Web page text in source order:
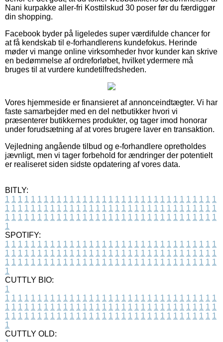
Nani kurpakke aller-fri Kosttilskud 30 poser før du færdiggør
din shopping.
Facebook byder på ligeledes super værdifulde chancer for
at få kendskab til e-forhandlerens kundefokus. Herinde
møder vi mange online virksomheder hvor kunder kan skrive
en bedømmelse af ordreforløbet, hvilket ydermere må
bruges til at vurdere kundetilfredsheden.
Vores hjemmeside er finansieret af annonceindtægter. Vi har
faste samarbejder med en del netbutikker hvori vi
præsenterer butikkernes produkter, og tager imod honorar
under forudsætning af at vores brugere laver en transaktion.
Vejledning angående tilbud og e-forhandlere opretholdes
jævnligt, men vi tager forbehold for ændringer der potentielt
er realiseret siden sidste opdatering af vores data.
BITLY:
1 1 1 1 1 1 1 1 1 1 1 1 1 1 1 1 1 1 1 1 1 1 1 1 1 1 1 1 1 1 1 1 1
1 1 1 1 1 1 1 1 1 1 1 1 1 1 1 1 1 1 1 1 1 1 1 1 1 1 1 1 1 1 1 1 1
1 1 1 1 1 1 1 1 1 1 1 1 1 1 1 1 1 1 1 1 1 1 1 1 1 1 1 1 1 1 1 1 1
1
SPOTIFY:
1 1 1 1 1 1 1 1 1 1 1 1 1 1 1 1 1 1 1 1 1 1 1 1 1 1 1 1 1 1 1 1 1
1 1 1 1 1 1 1 1 1 1 1 1 1 1 1 1 1 1 1 1 1 1 1 1 1 1 1 1 1 1 1 1 1
1 1 1 1 1 1 1 1 1 1 1 1 1 1 1 1 1 1 1 1 1 1 1 1 1 1 1 1 1 1 1 1 1
1
CUTTLY BIO:
1
1 1 1 1 1 1 1 1 1 1 1 1 1 1 1 1 1 1 1 1 1 1 1 1 1 1 1 1 1 1 1 1 1
1 1 1 1 1 1 1 1 1 1 1 1 1 1 1 1 1 1 1 1 1 1 1 1 1 1 1 1 1 1 1 1 1
1 1 1 1 1 1 1 1 1 1 1 1 1 1 1 1 1 1 1 1 1 1 1 1 1 1 1 1 1 1 1 1 1
1
CUTTLY OLD: